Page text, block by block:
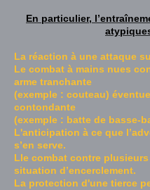
En particulier,
La réaction à une attaque
Le combat à mains nues
arme tranchante
(exemple : couteau)
contondante
(exemple : batte de basse-
L'anticipation à ce que
s’en serve.
Lle combat contre
situation d’encerclement.
La protection d'une tierce